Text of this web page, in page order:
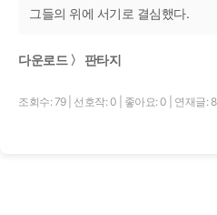
그들의 위에 서기로 결심했다.
다운로드 〉 판타지
조회수: 79 선호작: 0 좋아요: 0 연재글: 8